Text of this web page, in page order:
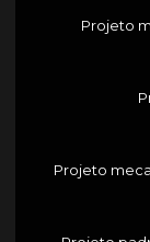
Projeto
Projeto